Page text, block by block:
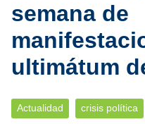
semana de
ultimátum
Actualidad crisis política